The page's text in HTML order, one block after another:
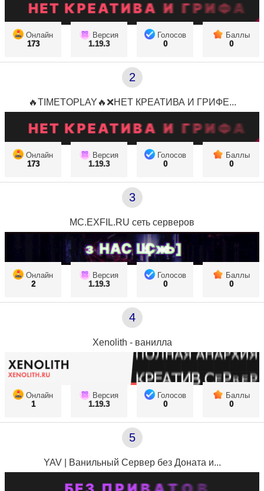
Онлайн
173
Версия
1.19.3
Голосов
0
Баллы
0
2
🔥TIMETOPLAY🔥❌НЕТ КРЕАТИВА И ГРИФЕ...
Онлайн
173
Версия
1.19.3
Голосов
0
Баллы
0
3
MC.EXFIL.RU сеть серверов
Онлайн
2
Версия
1.19.3
Голосов
0
Баллы
0
4
Xenolith - ванилла
Онлайн
1
Версия
1.19.3
Голосов
0
Баллы
0
5
YAV | Ванильный Сервер без Доната и...